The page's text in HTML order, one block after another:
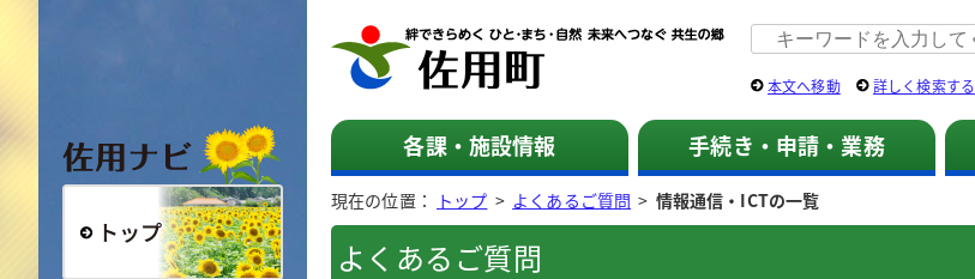
佐用町 公式ホームページ
本文へ移動 詳しく検索する
各課・施設情報 手続き・申請・業務
現在の位置： トップ > よくあるご質問 > 情報通信・ICTの一覧
よくあるご質問